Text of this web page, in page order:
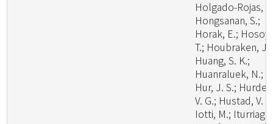
Holgado-Rojas,
Hongsanan, S.;
Horak, E.;
T.; Houbraken, J.;
Huang, S. K.;
Huanraluek, N.;
Hur, J. S.;
V. G.; Hustad, V.
Iotti, M.; Iturriaga,